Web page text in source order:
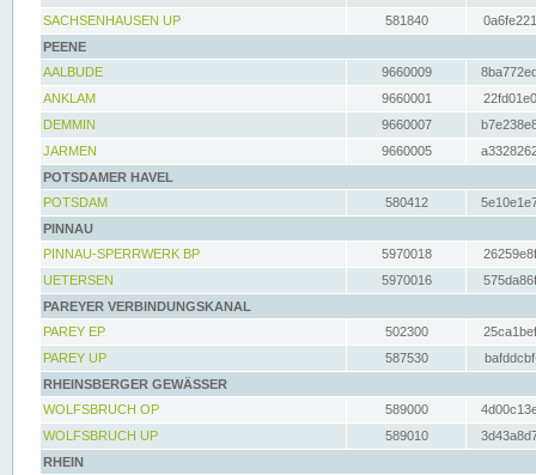
SACHSENHAUSEN UP
581840
PEENE
AALBUDE
9660009
ANKLAM
9660001
DEMMIN
9660007
JARMEN
9660005
POTSDAMER HAVEL
POTSDAM
580412
PINNAU
PINNAU-SPERRWERK BP
5970018
UETERSEN
5970016
PAREYER VERBINDUNGSKANAL
PAREY EP
502300
PAREY UP
587530
RHEINSBERGER GEWÄSSER
WOLFSBRUCH OP
589000
WOLFSBRUCH UP
589010
RHEIN